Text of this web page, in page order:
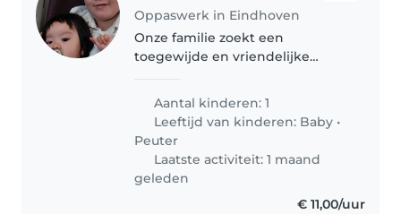
Oppaswerk in Eindhoven
Onze familie zoekt een
toegewijde en vriendelijke
sprankelende baby van 1. Gevoel
voor humor en rust zijn een pré!
Aantal kinderen: 1
Leeftijd van kinderen: Baby •
Peuter
Laatste activiteit: 1 maand
geleden
€ 11,00/uur